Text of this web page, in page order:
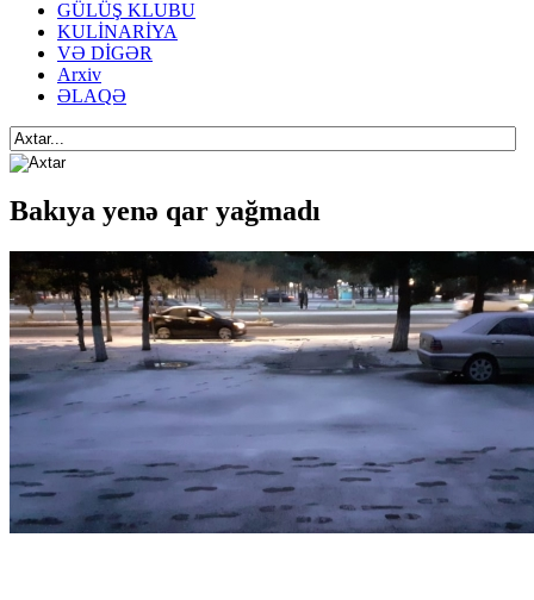
GÜLÜŞ KLUBU
KULİNARİYA
VƏ DİGƏR
Arxiv
ƏLAQƏ
Bakıya yenə qar yağmadı